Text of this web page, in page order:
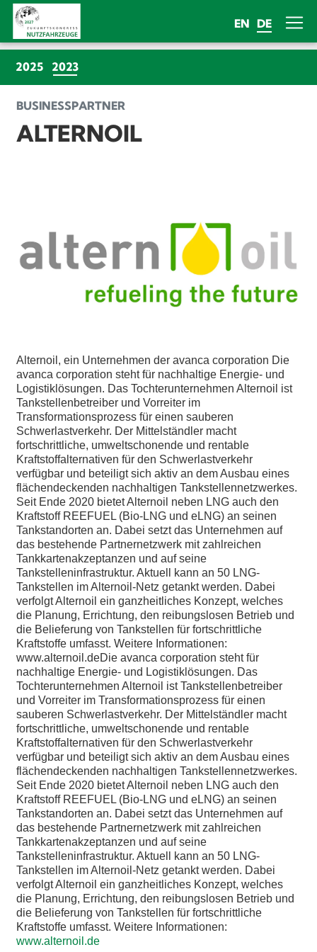
EN DE
2025 2023(CURRENT)
BUSINESSPARTNER
ALTERNOIL
Alternoil, ein Unternehmen der avanca corporation Die
avanca corporation steht für nachhaltige Energie- und
Logistiklösungen. Das Tochterunternehmen Alternoil ist
Tankstellenbetreiber und Vorreiter im
Transformationsprozess für einen sauberen
Schwerlastverkehr. Der Mittelständler macht
fortschrittliche, umweltschonende und rentable
Kraftstoffalternativen für den Schwerlastverkehr
verfügbar und beteiligt sich aktiv an dem Ausbau eines
flächendeckenden nachhaltigen Tankstellennetzwerkes.
Seit Ende 2020 bietet Alternoil neben LNG auch den
Kraftstoff REEFUEL (Bio-LNG und eLNG) an seinen
Tankstandorten an. Dabei setzt das Unternehmen auf
das bestehende Partnernetzwerk mit zahlreichen
Tankkartenakzeptanzen und auf seine
Tankstelleninfrastruktur. Aktuell kann an 50 LNG-
Tankstellen im Alternoil-Netz getankt werden. Dabei
verfolgt Alternoil ein ganzheitliches Konzept, welches
die Planung, Errichtung, den reibungslosen Betrieb und
die Belieferung von Tankstellen für fortschrittliche
Kraftstoffe umfasst. Weitere Informationen:
www.alternoil.deDie avanca corporation steht für
nachhaltige Energie- und Logistiklösungen. Das
Tochterunternehmen Alternoil ist Tankstellenbetreiber
und Vorreiter im Transformationsprozess für einen
sauberen Schwerlastverkehr. Der Mittelständler macht
fortschrittliche, umweltschonende und rentable
Kraftstoffalternativen für den Schwerlastverkehr
verfügbar und beteiligt sich aktiv an dem Ausbau eines
flächendeckenden nachhaltigen Tankstellennetzwerkes.
Seit Ende 2020 bietet Alternoil neben LNG auch den
Kraftstoff REEFUEL (Bio-LNG und eLNG) an seinen
Tankstandorten an. Dabei setzt das Unternehmen auf
das bestehende Partnernetzwerk mit zahlreichen
Tankkartenakzeptanzen und auf seine
Tankstelleninfrastruktur. Aktuell kann an 50 LNG-
Tankstellen im Alternoil-Netz getankt werden. Dabei
verfolgt Alternoil ein ganzheitliches Konzept, welches
die Planung, Errichtung, den reibungslosen Betrieb und
die Belieferung von Tankstellen für fortschrittliche
Kraftstoffe umfasst. Weitere Informationen:
www.alternoil.de